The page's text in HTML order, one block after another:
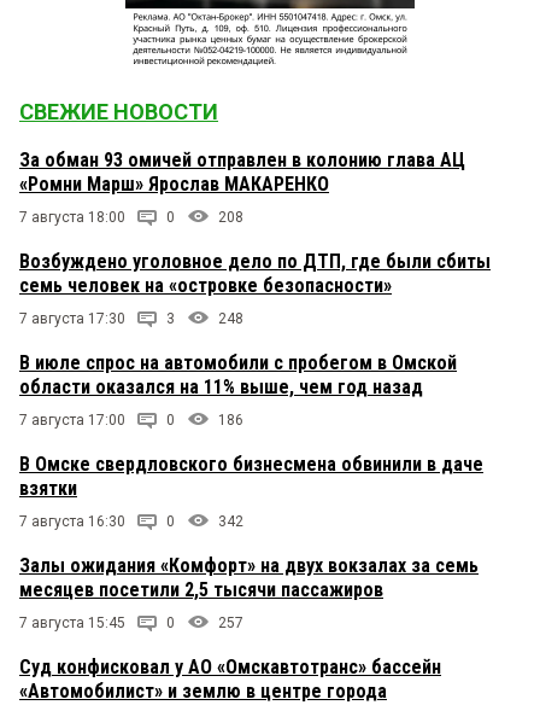
СВЕЖИЕ НОВОСТИ
За обман 93 омичей отправлен в колонию глава АЦ
«Ромни Марш» Ярослав МАКАРЕНКО
7 августа 18:00 0 208
Возбуждено уголовное дело по ДТП, где были сбиты
семь человек на «островке безопасности»
7 августа 17:30 3 248
В июле спрос на автомобили с пробегом в Омской
области оказался на 11% выше, чем год назад
7 августа 17:00 0 186
В Омске свердловского бизнесмена обвинили в даче
взятки
7 августа 16:30 0 342
Залы ожидания «Комфорт» на двух вокзалах за семь
месяцев посетили 2,5 тысячи пассажиров
7 августа 15:45 0 257
Суд конфисковал у АО «Омскавтотранс» бассейн
«Автомобилист» и землю в центре города